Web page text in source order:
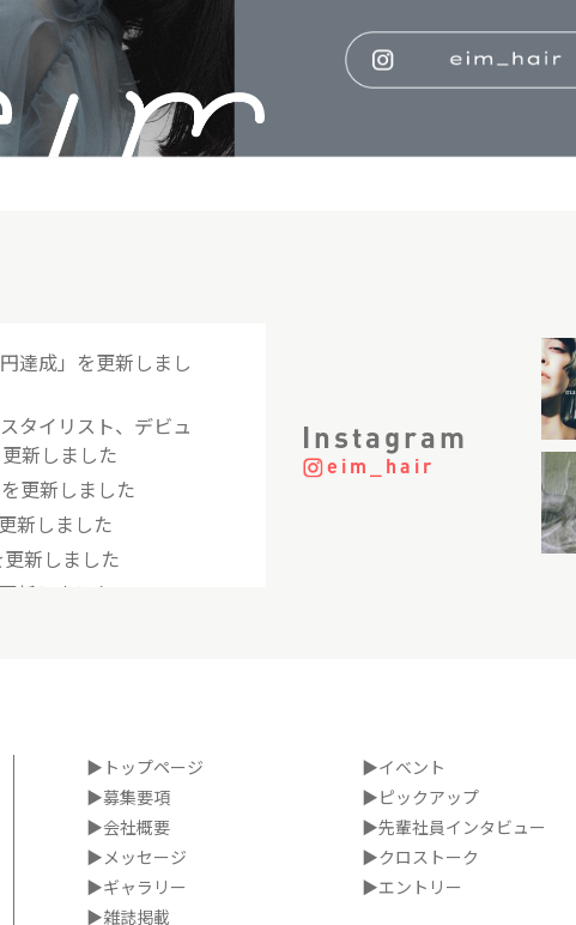
達成」を更新しまし
タイリスト、デビュ
新しました
更新しました
新しました
新しました
新しました
スト×アシスタント
した
×アシスタント 先
た
Instagram
eim_hair
▶トップページ
▶募集要項
▶会社概要
▶メッセージ
▶ギャラリー
▶雑誌掲載
▶イベント
▶ピックアップ
▶先輩社員インタビュー
▶クロストーク
▶エントリー